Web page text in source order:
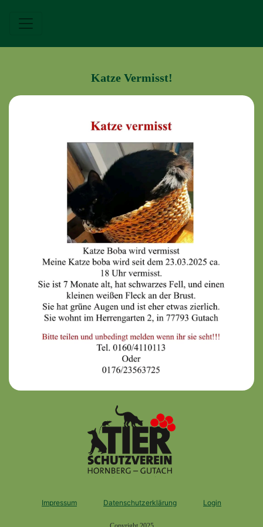
Katze Vermisst!
Impressum Datenschutzerklärung Login